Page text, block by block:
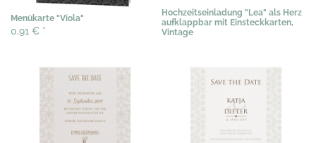
Menükarte "Viola"
0,91 € *
Hochzeitseinladung "Lea" als Herz
aufklappbar mit Einsteckkarten,
Vintage